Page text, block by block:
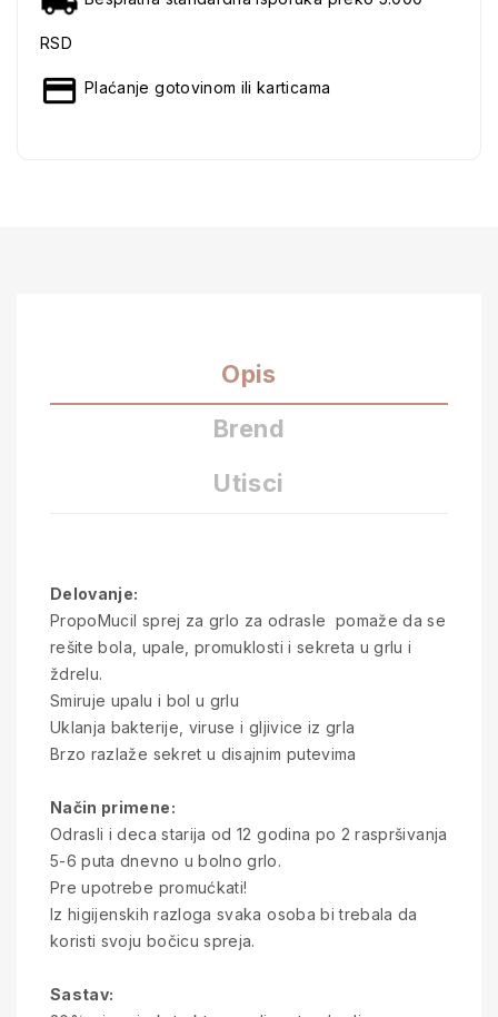
RSD
Plaćanje gotovinom ili karticama
Opis
Brend
Utisci
Delovanje:
PropoMucil sprej za grlo za odrasle pomaže da se
rešite bola, upale, promuklosti i sekreta u grlu i
ždrelu.
Smiruje upalu i bol u grlu
Uklanja bakterije, viruse i gljivice iz grla
Brzo razlaže sekret u disajnim putevima
Način primene:
Odrasli i deca starija od 12 godina po 2 raspršivanja
5-6 puta dnevno u bolno grlo.
Pre upotrebe promućkati!
Iz higijenskih razloga svaka osoba bi trebala da
koristi svoju bočicu spreja.
Sastav: